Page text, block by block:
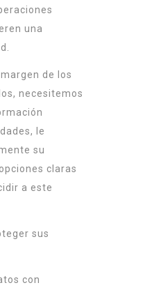
una
de los
necesitemos
le
su
claras
a este
sus
con